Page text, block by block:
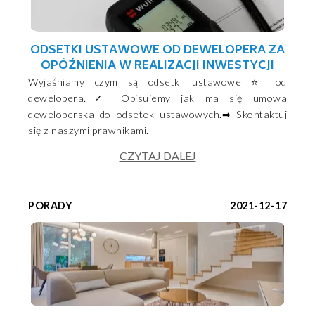
ODSETKI USTAWOWE OD DEWELOPERA ZA
OPÓŹNIENIA W REALIZACJI INWESTYCJI
Wyjaśniamy czym są odsetki ustawowe ⭐ od
dewelopera.✓ Opisujemy jak ma się umowa
deweloperska do odsetek ustawowych.➡ Skontaktuj
się z naszymi prawnikami.
CZYTAJ DALEJ
PORADY 2021-12-17